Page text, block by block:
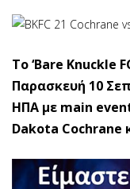
Το ‘Bare Knuckle
Παρασκευή 10
ΗΠΑ με main
Dakota Cochrane